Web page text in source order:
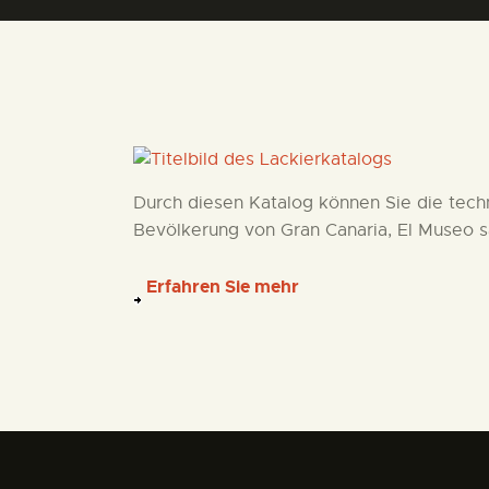
Durch diesen Katalog können Sie die
Bevölkerung von Gran Canaria, El Museo
Erfahren Sie mehr